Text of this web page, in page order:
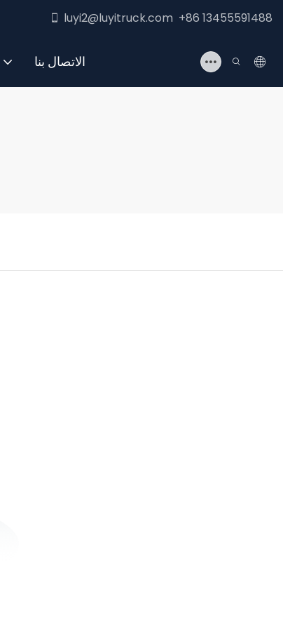
luyi2@luyitruck.com +86 13455591488
الاتصال بنا